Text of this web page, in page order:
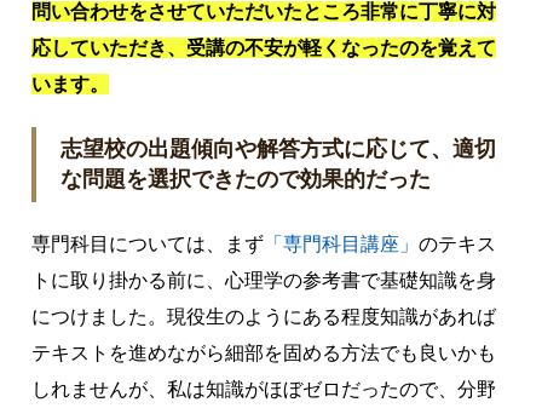
問い合わせをさせていただいたところ非常に丁寧に対
応していただき、受講の不安が軽くなったのを覚えて
います。
志望校の出題傾向や解答方式に応じて、適切
な問題を選択できたので効果的だった
専門科目については、まず 「専門科目講座」 のテキス
トに取り掛かる前に、心理学の参考書で基礎知識を身
につけました。現役生のようにある程度知識があれば
テキストを進めながら細部を固める方法でも良いかも
しれませんが、私は知識がほぼゼロだったので、分野